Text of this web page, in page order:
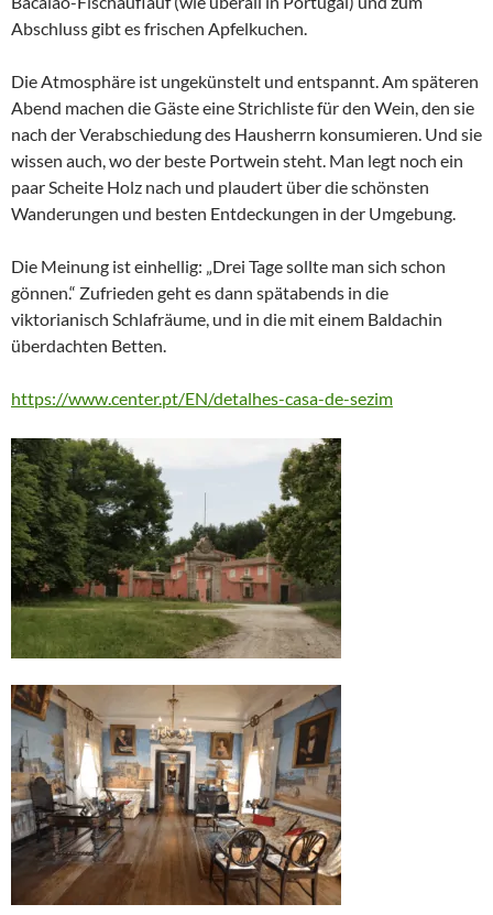
Abschluss gibt es frischen Apfelkuchen.
Die Atmosphäre ist ungekünstelt und entspannt. Am späteren
Abend machen die Gäste eine Strichliste für den Wein, den sie
nach der Verabschiedung des Hausherrn konsumieren. Und sie
wissen auch, wo der beste Portwein steht. Man legt noch ein
paar Scheite Holz nach und plaudert über die schönsten
Wanderungen und besten Entdeckungen in der Umgebung.
Die Meinung ist einhellig: „Drei Tage sollte man sich schon
gönnen.“ Zufrieden geht es dann spätabends in die
viktorianisch Schlafräume, und in die mit einem Baldachin
überdachten Betten.
https://www.center.pt/EN/detalhes-casa-de-sezim